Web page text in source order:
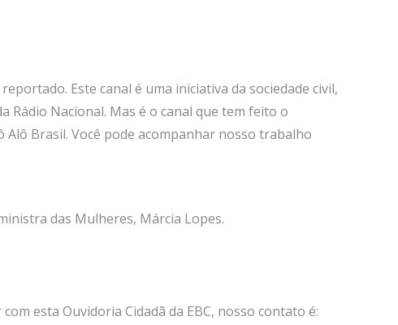
Este canal é uma iniciativa da sociedade civil,
Rádio Nacional. Mas é o canal que tem feito o
Brasil. Você pode acompanhar nosso trabalho
das Mulheres, Márcia Lopes.
esta Ouvidoria Cidadã da EBC, nosso contato é: